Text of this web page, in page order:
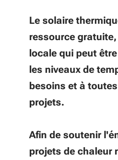
Le solaire
ressource
locale qui peut
les niveaux de
besoins et à
projets.
Afin de soutenir
projets de chaleur